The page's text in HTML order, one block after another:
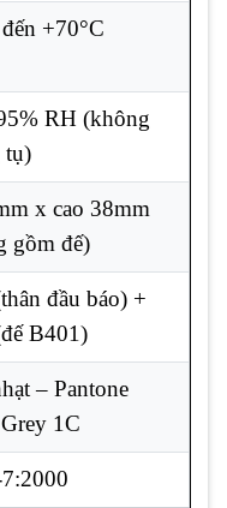
+70°C
RH (không
tụ)
x cao 38mm
gồm đế)
đầu báo) +
B401)
– Pantone
1C